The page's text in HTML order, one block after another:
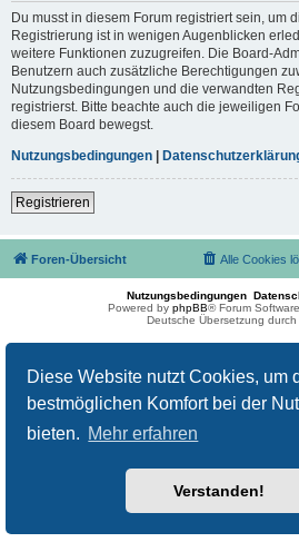
Diese Website nutzt Cookies, um
bestmöglichen Komfort bei der
bieten. Mehr erfahren
Verstanden!
Du musst in diesem Forum registriert sein, um
Registrierung ist in wenigen Augenblicken
weitere Funktionen zuzugreifen. Die Board-
Benutzern auch zusätzliche Berechtigungen
Nutzungsbedingungen und die verwandten
registrierst. Bitte beachte auch die jeweiligen
diesem Board bewegst.
Nutzungsbedingungen |
Registrieren
Foren-Übersicht Alle Cookies
Nutzungsbedingungen
Powered by phpBB® Forum
Deutsche Übersetzung durch